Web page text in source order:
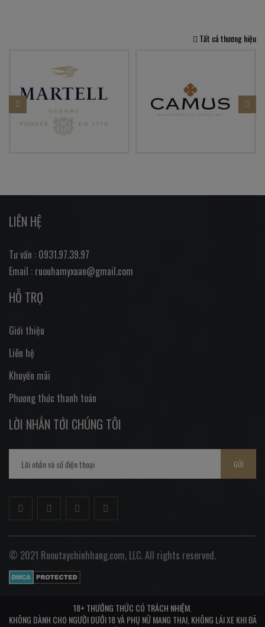
Tất cả thương hiệu
LIÊN HỆ
Tư vấn : 0931.97.39.97
Email : ruouhamyxuan@gmail.com
HỖ TRỢ
Giới thiệu
Liên hệ
Khuyến mãi
Phương thức thanh toán
LỜI NHẮN TỚI CHÚNG TÔI
GỬI
© 2021 Ruoutaychinhhang.com, LLC. All rights reserved.
18+ THƯỞNG THỨC CÓ TRÁCH NHIỆM.
KHÔNG DÀNH CHO NGƯỜI DƯỚI 18 VÀ PHỤ NỮ MANG THAI, KHÔNG LÁI XE KHI ĐÃ